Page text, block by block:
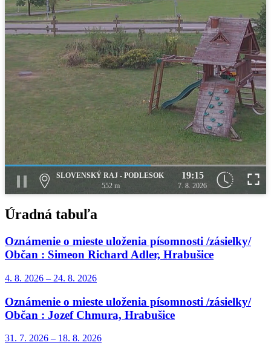
SLOVENSKÝ RAJ - PODLESOK
552 m
19:15
7. 8. 2026
Úradná tabuľa
Oznámenie o mieste uloženia písomnosti /zásielky/
Občan : Simeon Richard Adler, Hrabušice
4. 8. 2026 – 24. 8. 2026
Oznámenie o mieste uloženia písomnosti /zásielky/
Občan : Jozef Chmura, Hrabušice
31. 7. 2026 – 18. 8. 2026